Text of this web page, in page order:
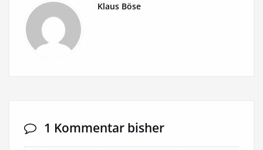
Klaus Böse
1 Kommentar bisher